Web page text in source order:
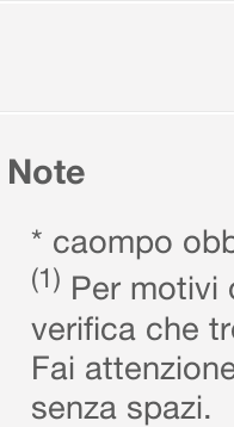
Note
* caompo
(1) Per motivi
verifica che
Fai
senza spazi.